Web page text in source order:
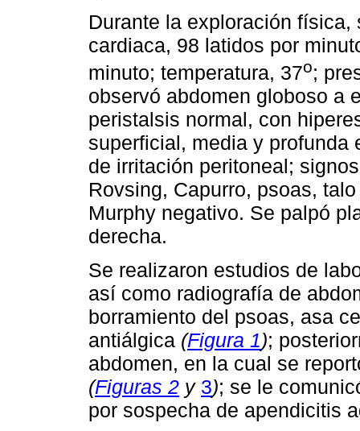
Durante la exploración
cardiaca, 98 latidos por
minuto; temperatura, 37o;
observó abdomen globoso a
peristalsis normal, con
superficial, media y profunda
de irritación peritoneal;
Rovsing, Capurro, psoas,
Murphy negativo. Se palpó
derecha.
Se realizaron estudios de
así como radiografía de
borramiento del psoas, asa
antiálgica (Figura 1);
abdomen, en la cual se
(Figuras 2 y 3); se le
por sospecha de apendicitis